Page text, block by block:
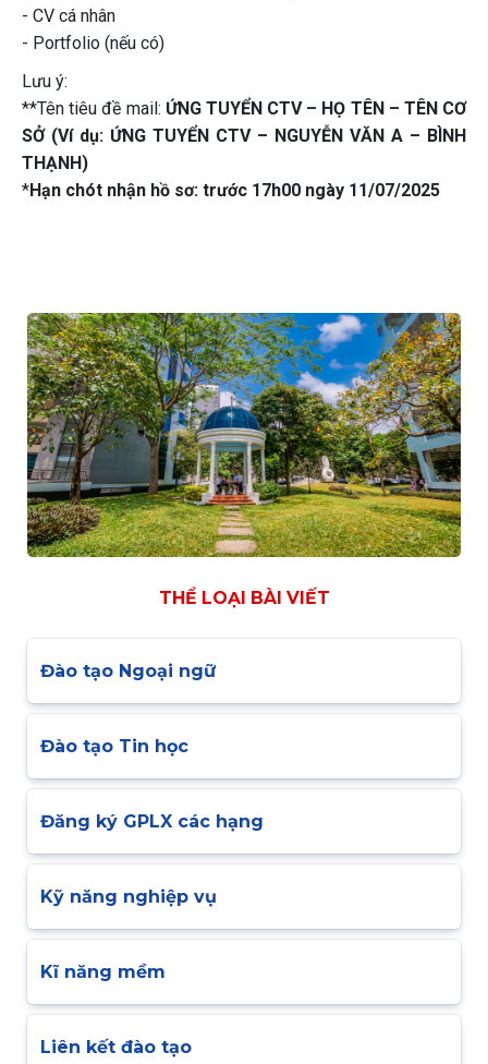
- CV cá nhân
- Portfolio (nếu có)
Lưu ý:
**Tên tiêu đề mail: ỨNG TUYỂN CTV – HỌ TÊN – TÊN CƠ
SỞ (Ví dụ: ỨNG TUYỂN CTV – NGUYỄN VĂN A – BÌNH
THẠNH)
*Hạn chót nhận hồ sơ: trước 17h00 ngày 11/07/2025
THỂ LOẠI BÀI VIẾT
Đào tạo Ngoại ngữ
Đào tạo Tin học
Đăng ký GPLX các hạng
Kỹ năng nghiệp vụ
Kĩ năng mềm
Liên kết đào tạo